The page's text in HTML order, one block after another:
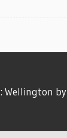
Wellington by